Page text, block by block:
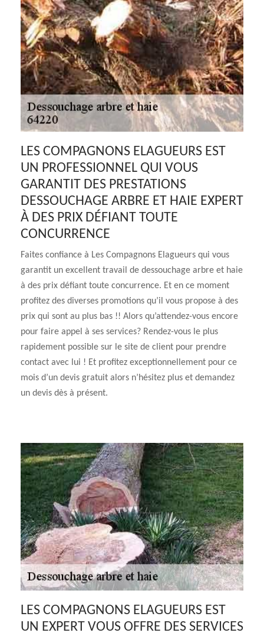
LES COMPAGNONS ELAGUEURS EST
UN PROFESSIONNEL QUI VOUS
GARANTIT DES PRESTATIONS
DESSOUCHAGE ARBRE ET HAIE EXPERT
À DES PRIX DÉFIANT TOUTE
CONCURRENCE
Faites confiance à Les Compagnons Elagueurs qui vous
garantit un excellent travail de dessouchage arbre et haie
à des prix défiant toute concurrence. Et en ce moment
profitez des diverses promotions qu’il vous propose à des
prix qui sont au plus bas !! Alors qu’attendez-vous encore
pour faire appel à ses services? Rendez-vous le plus
rapidement possible sur le site de client pour prendre
contact avec lui ! Et profitez exceptionnellement pour ce
mois d’un devis gratuit alors n’hésitez plus et demandez
un devis dès à présent.
LES COMPAGNONS ELAGUEURS EST
UN EXPERT VOUS OFFRE DES SERVICES